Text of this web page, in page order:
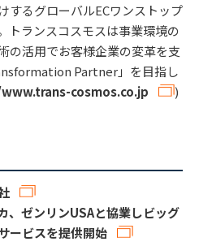
するグローバルECワンストップ
トランスコスモスは事業環境の
の活用でお客様企業の変革を支
Partner」を目指し
cosmos.co.jp )
、ゼンリンUSAと協業しビッグ
ービスを提供開始